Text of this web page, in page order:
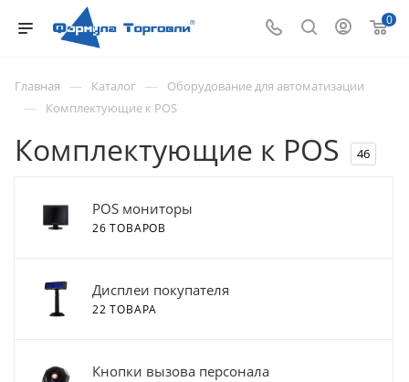
0
Главная — Каталог — Оборудование для автоматизации
— Комплектующие к POS
Комплектующие к POS 46
POS мониторы
26 ТОВАРОВ
Дисплеи покупателя
22 ТОВАРА
Кнопки вызова персонала